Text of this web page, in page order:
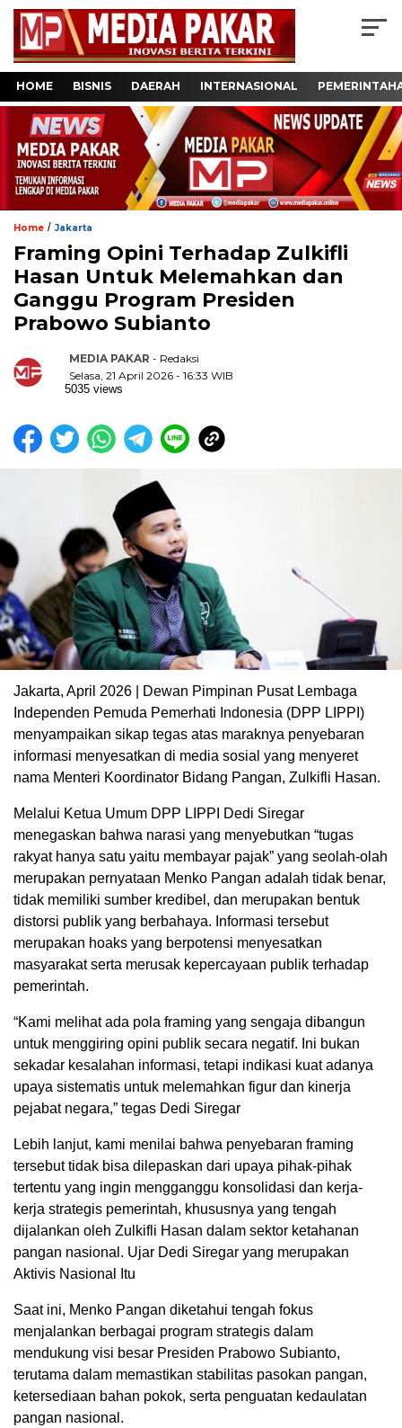
HOME BISNIS DAERAH INTERNASIONAL
Home / Jakarta
Framing Opini Terhadap Zulkifli
Hasan Untuk Melemahkan dan
Ganggu Program Presiden
Prabowo Subianto
MEDIA PAKAR - Redaksi
Selasa, 21 April 2026 - 16:33 WIB
5035 views
Jakarta, April 2026 | Dewan Pimpinan Pusat Lembaga
Independen Pemuda Pemerhati Indonesia (DPP LIPPI)
menyampaikan sikap tegas atas maraknya penyebaran
informasi menyesatkan di media sosial yang menyeret
nama Menteri Koordinator Bidang Pangan, Zulkifli Hasan.
Melalui Ketua Umum DPP LIPPI Dedi Siregar
menegaskan bahwa narasi yang menyebutkan “tugas
rakyat hanya satu yaitu membayar pajak” yang seolah-olah
merupakan pernyataan Menko Pangan adalah tidak benar,
tidak memiliki sumber kredibel, dan merupakan bentuk
distorsi publik yang berbahaya. Informasi tersebut
merupakan hoaks yang berpotensi menyesatkan
masyarakat serta merusak kepercayaan publik terhadap
pemerintah.
“Kami melihat ada pola framing yang sengaja dibangun
untuk menggiring opini publik secara negatif. Ini bukan
sekadar kesalahan informasi, tetapi indikasi kuat adanya
upaya sistematis untuk melemahkan figur dan kinerja
pejabat negara,” tegas Dedi Siregar
Lebih lanjut, kami menilai bahwa penyebaran framing
tersebut tidak bisa dilepaskan dari upaya pihak-pihak
tertentu yang ingin mengganggu konsolidasi dan kerja-
kerja strategis pemerintah, khususnya yang tengah
dijalankan oleh Zulkifli Hasan dalam sektor ketahanan
pangan nasional. Ujar Dedi Siregar yang merupakan
Aktivis Nasional Itu
Saat ini, Menko Pangan diketahui tengah fokus
menjalankan berbagai program strategis dalam
mendukung visi besar Presiden Prabowo Subianto,
terutama dalam memastikan stabilitas pasokan pangan,
ketersediaan bahan pokok, serta penguatan kedaulatan
pangan nasional.